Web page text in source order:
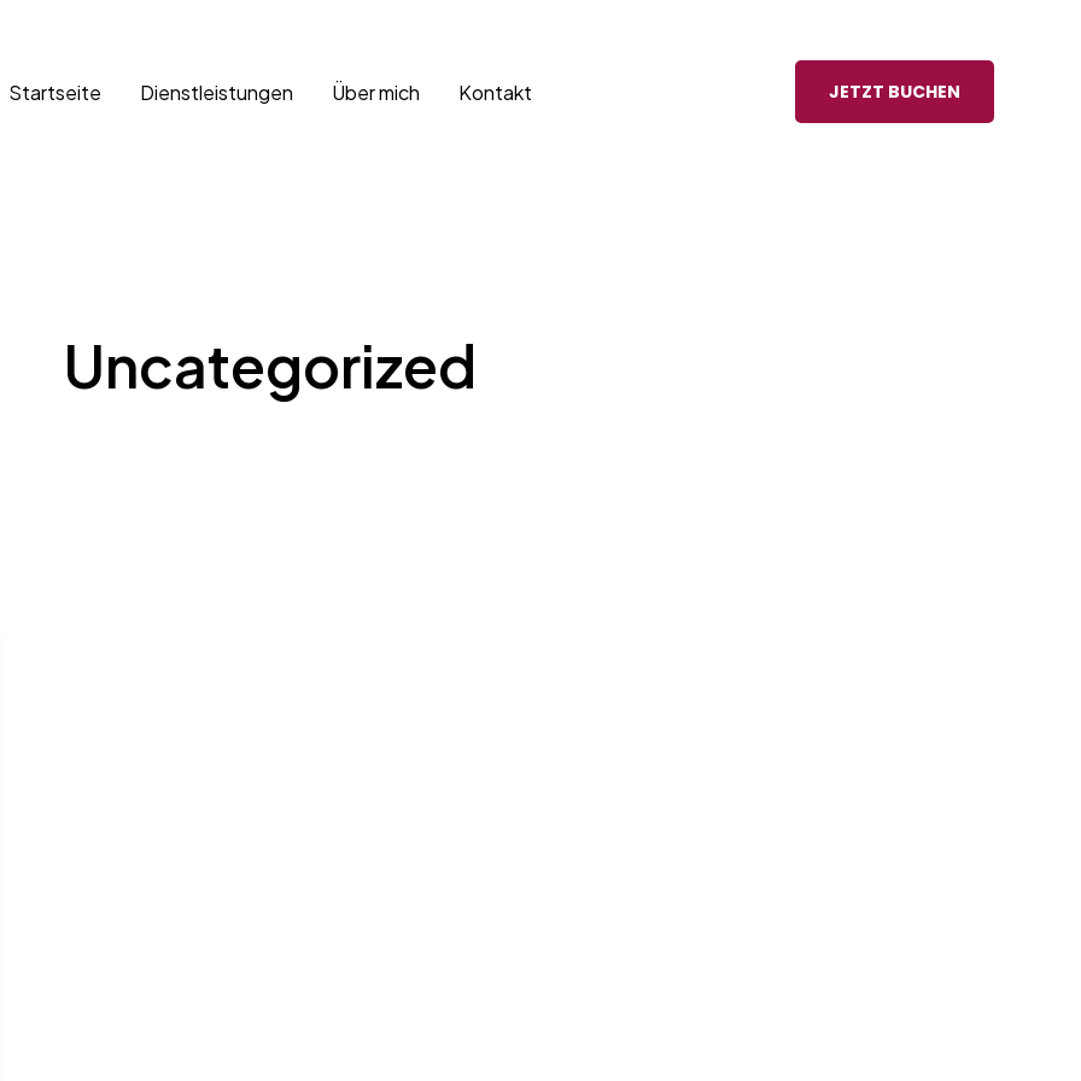
Startseite Dienstleistungen Über mich Kontakt JETZT BUCHEN
Uncategorized